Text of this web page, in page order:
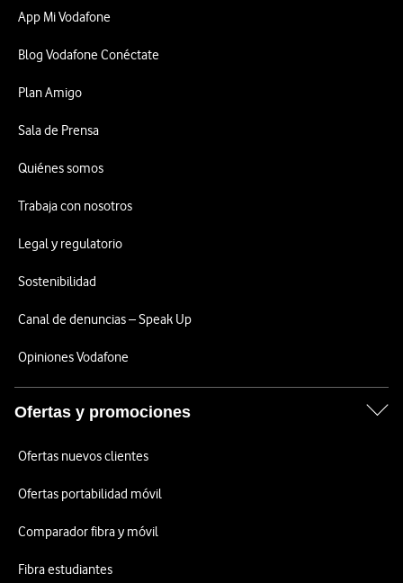
App Mi Vodafone
Blog Vodafone Conéctate
Plan Amigo
Sala de Prensa
Quiénes somos
Trabaja con nosotros
Legal y regulatorio
Sostenibilidad
Canal de denuncias – Speak Up
Opiniones Vodafone
Ofertas y promociones
Ofertas nuevos clientes
Ofertas portabilidad móvil
Comparador fibra y móvil
Fibra estudiantes